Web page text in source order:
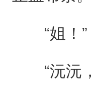
“姐！”
“沅沅，